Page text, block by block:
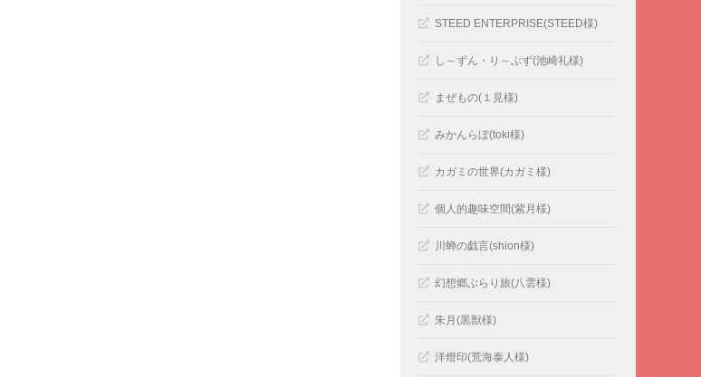
STEED ENTERPRISE(STEED様)
し～ずん・り～ぶず(池崎礼様)
まぜもの(１見様)
みかんらぼ(toki様)
カガミの世界(カガミ様)
個人的趣味空間(紫月様)
川蝉の戯言(shion様)
幻想郷ぶらり旅(八雲様)
朱月(黒獣様)
洋燈印(荒海泰人様)